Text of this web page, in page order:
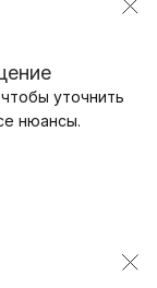
уточнить
нюансы.